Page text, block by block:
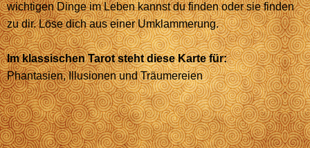
wichtigen Dinge im Leben kannst du finden oder sie finden
zu dir. Löse dich aus einer Umklammerung.
Im klassischen Tarot steht diese Karte für:
Phantasien, Illusionen und Träumereien